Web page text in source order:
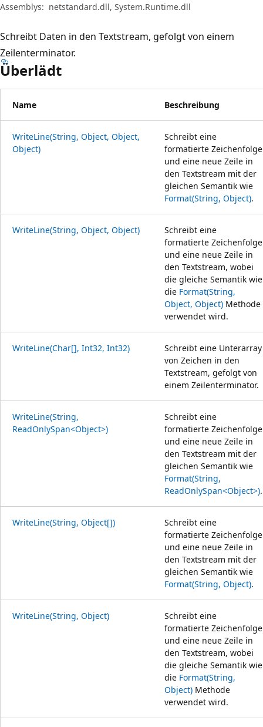
Assemblys: netstandard.dll, System.Runtime.dll
Schreibt Daten in den Textstream, gefolgt von einem
Zeilenterminator.
Überlädt
Name Beschreibung
WriteLine(String, Object, Object,
Object)
Schreibt eine
formatierte Zeichenfolge
und eine neue Zeile in
den Textstream mit der
gleichen Semantik wie
Format(String, Object).
WriteLine(String, Object, Object)
Schreibt eine
formatierte Zeichenfolge
und eine neue Zeile in
den Textstream, wobei
die gleiche Semantik wie
die Format(String,
Object, Object) Methode
verwendet wird.
WriteLine(Char[], Int32, Int32)
Schreibt eine Unterarray
von Zeichen in den
Textstream, gefolgt von
einem Zeilenterminator.
WriteLine(String,
ReadOnlySpan<Object>)
Schreibt eine
formatierte Zeichenfolge
und eine neue Zeile in
den Textstream mit der
gleichen Semantik wie
Format(String,
ReadOnlySpan<Object>).
WriteLine(String, Object[])
Schreibt eine
formatierte Zeichenfolge
und eine neue Zeile in
den Textstream mit der
gleichen Semantik wie
Format(String, Object).
WriteLine(String, Object)
Schreibt eine
formatierte Zeichenfolge
und eine neue Zeile in
den Textstream, wobei
die gleiche Semantik wie
die Format(String,
Object) Methode
verwendet wird.